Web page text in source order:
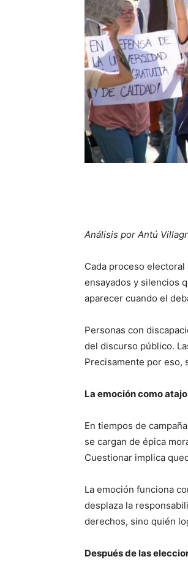
Análisis por Antú
Cada proceso
ensayados y silencios
aparecer cuando el
Personas con
del discurso público.
Precisamente por eso,
La emoción como atajo
En tiempos de
se cargan de épica
Cuestionar implica
La emoción funciona
desplaza la
derechos, sino quién
Después de las